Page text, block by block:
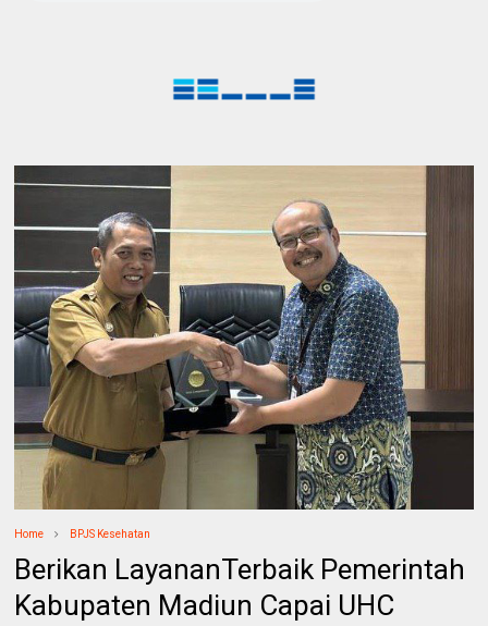
Home BPJS Kesehatan
Berikan LayananTerbaik Pemerintah
Kabupaten Madiun Capai UHC